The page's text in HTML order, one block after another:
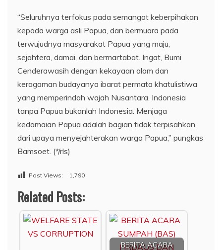
“Seluruhnya terfokus pada semangat keberpihakan
kepada warga asli Papua, dan bermuara pada
terwujudnya masyarakat Papua yang maju,
sejahtera, damai, dan bermartabat. Ingat, Bumi
Cenderawasih dengan kekayaan alam dan
keragaman budayanya ibarat permata khatulistiwa
yang memperindah wajah Nusantara. Indonesia
tanpa Papua bukanlah Indonesia. Menjaga
kedamaian Papua adalah bagian tidak terpisahkan
dari upaya menyejahterakan warga Papua,” pungkas
Bamsoet. (*/rls)
Post Views: 1,790
Related Posts:
BERITA ACARA